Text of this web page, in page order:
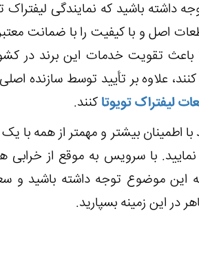
داشته باشید که نمایندگی لیفتراک
اصل و با کیفیت را با ضمانت
باعث تقویت خدمات این برند در
کنند، علاوه بر تأیید توسط سازنده
لیفتراک تویوتاکنند.
با اطمینان بیشتر و مهمتر از همه با
با سرویس به موقع از خرابی
این موضوع توجه داشته باشید و
این زمینه بسپارید.